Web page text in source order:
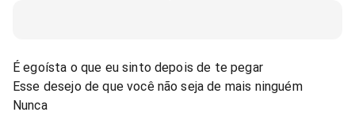
É egoísta o que eu sinto depois de te pegar
Esse desejo de que você não seja de mais ninguém
Nunca